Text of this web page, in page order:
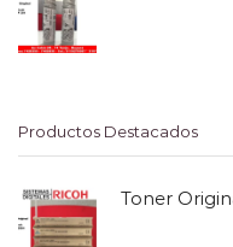
Productos Destacados
Toner